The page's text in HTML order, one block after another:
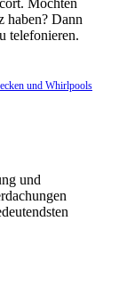
Möchten
haben? Dann
telefonieren.
und Whirlpools
und